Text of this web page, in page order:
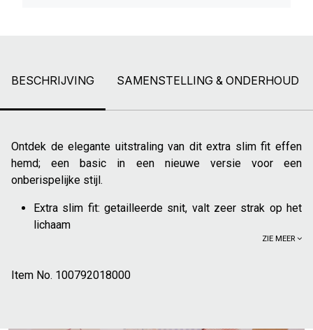
BESCHRIJVING SAMENSTELLING & ONDERHOUD
Ontdek de elegante uitstraling van dit extra slim fit effen
hemd; een basic in een nieuwe versie voor een
onberispelijke stijl.
Extra slim fit: getailleerde snit, valt zeer strak op het
lichaam
Lange mouwen
ZIE MEER
Item No. 100792018000